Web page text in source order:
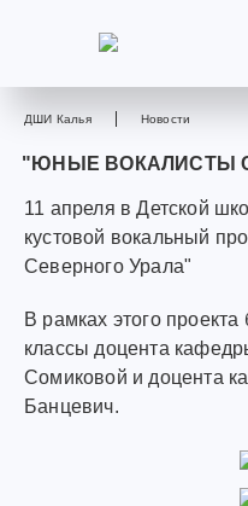
ДШИ Калья Новости
"ЮНЫЕ ВОКАЛИСТЫ
11 апреля в Детской
кустовой вокальный
Северного Урала"
В рамках этого
классы доцента
Сомиковой и доцента
Банцевич.